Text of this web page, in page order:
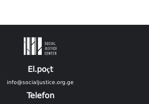
El.poçt
info@socialjustice.org.ge
Telefon